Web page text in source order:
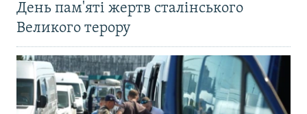
День пам'яті жертв сталінського
Великого терору